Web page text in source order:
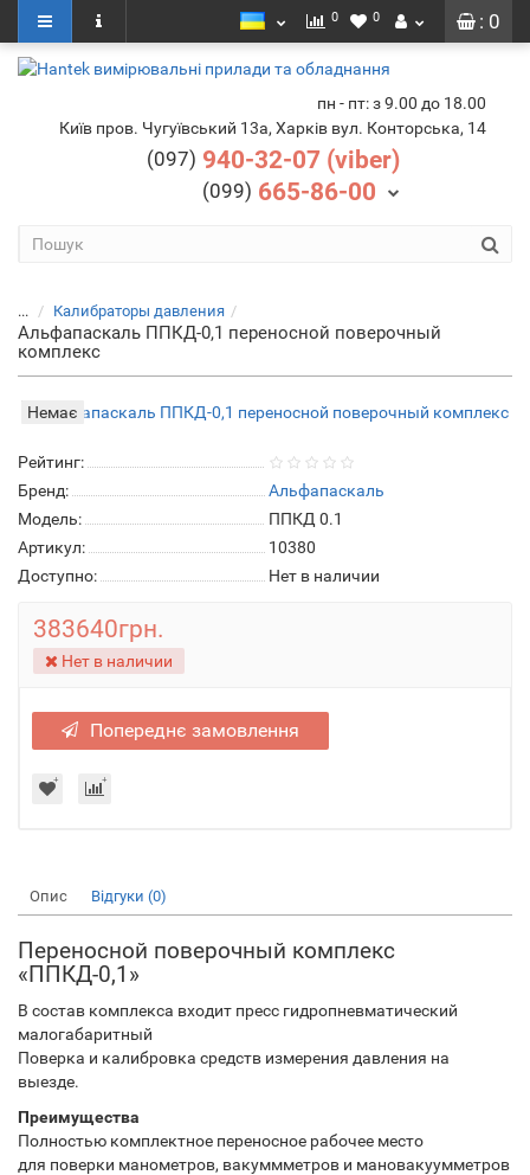
: 0
0 0
пн - пт: з 9.00 до 18.00
Київ пров. Чугуївський 13а, Харків вул. Конторська, 14
(097) 940-32-07 (viber)
(099) 665-86-00
... Калибраторы давления
Альфапаскаль ППКД-0,1 переносной поверочный
комплекс
Немає
Рейтинг:
Бренд:
Альфапаскаль
Модель:
ППКД 0.1
Артикул:
10380
Доступно:
Нет в наличии
383640грн.
Нет в наличии
Попереднє замовлення
Опис Відгуки (0)
Переносной поверочный комплекс
«ППКД-0,1»
В состав комплекса входит пресс гидропневматический
малогабаритный
Поверка и калибровка средств измерения давления на
выезде.
Преимущества
Полностью комплектное переносное рабочее место
для поверки манометров, вакуммметров и мановакуумметров